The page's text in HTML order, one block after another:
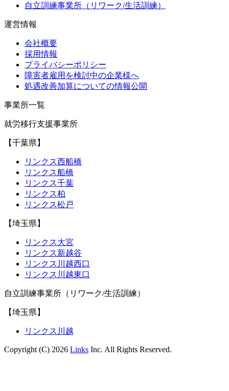
自立訓練事業所（リワーク/生活訓練）
運営情報
会社概要
採用情報
プライバシーポリシー
障害者雇用を検討中の企業様へ
処遇改善加算についての情報公開
事業所一覧
就労移行支援事業所
【千葉県】
リンクス西船橋
リンクス船橋
リンクス千葉
リンクス柏
リンクス松戸
【埼玉県】
リンクス大宮
リンクス新越谷
リンクス川越西口
リンクス川越東口
自立訓練事業所（リワーク/生活訓練）
【埼玉県】
リンクス川越
Copyright (C) 2026 Links Inc. All Rights Reserved.